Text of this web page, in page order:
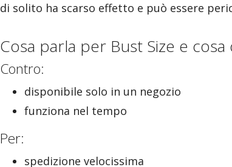
di solito ha scarso effetto e può essere
Cosa parla per Bust Size e
Contro:
disponibile solo in un negozio
funziona nel tempo
Per:
spedizione velocissima